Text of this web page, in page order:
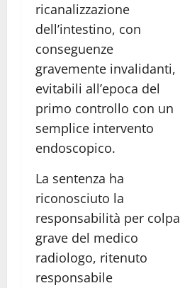
ricanalizzazione
dell’intestino, con
conseguenze
gravemente invalidanti,
evitabili all’epoca del
primo controllo con un
semplice intervento
endoscopico.
La sentenza ha
riconosciuto la
responsabilità per colpa
grave del medico
radiologo, ritenuto
responsabile